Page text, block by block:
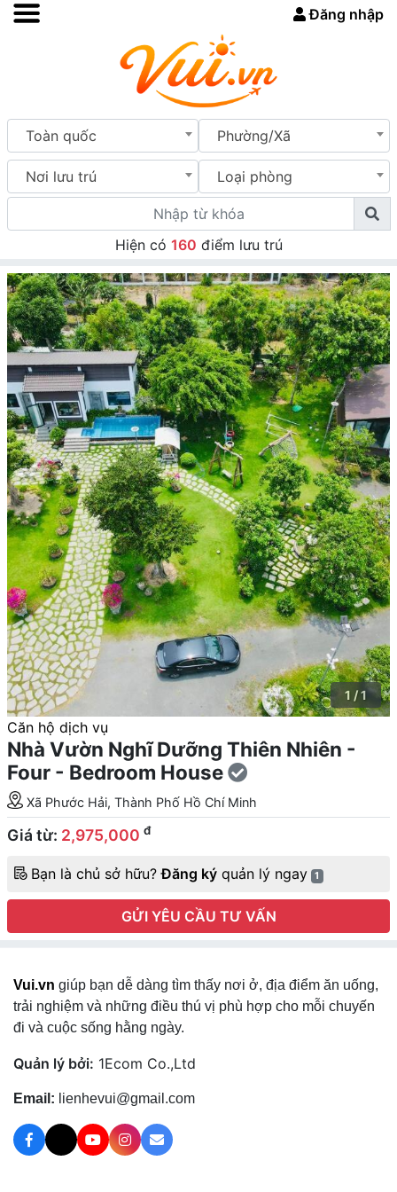
Đăng nhập
Toàn quốc Phường/Xã
Nơi lưu trú Loại phòng
Hiện có 160 điểm lưu trú
1 / 1
Căn hộ dịch vụ
Nhà Vườn Nghĩ Dưỡng Thiên Nhiên -
Four - Bedroom House
Xã Phước Hải, Thành Phố Hồ Chí Minh
Giá từ: 2,975,000 đ
Bạn là chủ sở hữu?Đăng ký quản lý ngay 1
GỬI YÊU CẦU TƯ VẤN
Vui.vn giúp bạn dễ dàng tìm thấy nơi ở, địa điểm ăn uống,
trải nghiệm và những điều thú vị phù hợp cho mỗi chuyến
đi và cuộc sống hằng ngày.
Quản lý bởi: 1Ecom Co.,Ltd
Email: lienhevui@gmail.com